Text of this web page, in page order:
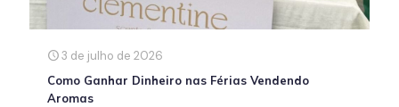
3 de julho de 2026
Como Ganhar Dinheiro nas Férias Vendendo
Aromas